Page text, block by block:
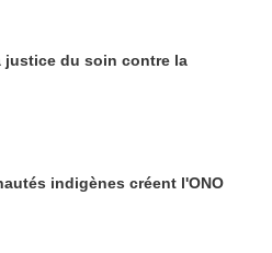
justice du soin contre la
indigènes créent l'ONO